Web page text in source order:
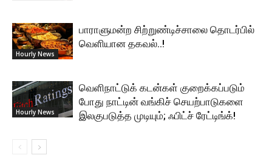
Hourly News
பாராளுமன்ற சிற்றுண்டிச்சாலை தொடர்பில்
வெளியான தகவல்..!
Hourly News
வெளிநாட்டுக் கடன்கள் குறைக்கப்படும்
போது நாட்டின் வங்கிச் செயற்பாடுகளை
இலகுபடுத்த முடியும்; ஃபிட்ச் ரேட்டிங்க்!